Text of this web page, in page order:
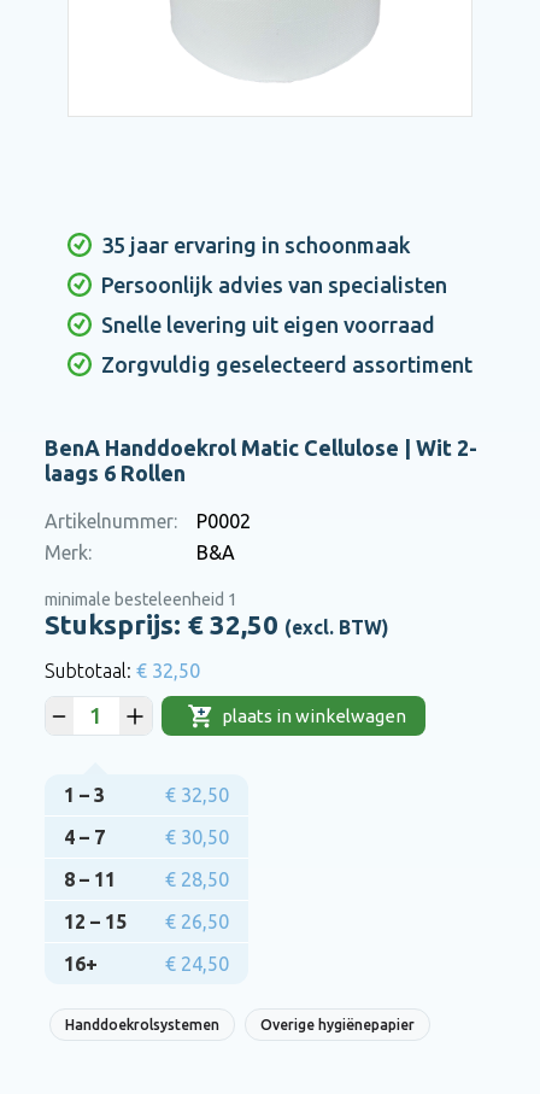
35 jaar ervaring in schoonmaak
Persoonlijk advies van specialisten
Snelle levering uit eigen voorraad
Zorgvuldig geselecteerd assortiment
BenA Handdoekrol Matic Cellulose | Wit 2-
laags 6 Rollen
Artikelnummer:
P0002
Merk:
B&A
minimale besteleenheid 1
Stuksprijs: € 32,50 (excl. BTW)
€ 32,50
plaats in winkelwagen
1 – 3
€ 32,50
4 – 7
€ 30,50
8 – 11
€ 28,50
12 – 15
€ 26,50
16+
€ 24,50
Handdoekrolsystemen Overige hygiënepapier